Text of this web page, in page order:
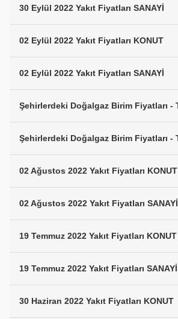
30 Eylül 2022 Yakıt Fiyatları SANAYİ
02 Eylül 2022 Yakıt Fiyatları KONUT
02 Eylül 2022 Yakıt Fiyatları SANAYİ
02 Ağustos 2022 Yakıt Fiyatları KONUT
02 Ağustos 2022 Yakıt Fiyatları SANAYİ
19 Temmuz 2022 Yakıt Fiyatları KONUT
19 Temmuz 2022 Yakıt Fiyatları SANAYİ
30 Haziran 2022 Yakıt Fiyatları KONUT